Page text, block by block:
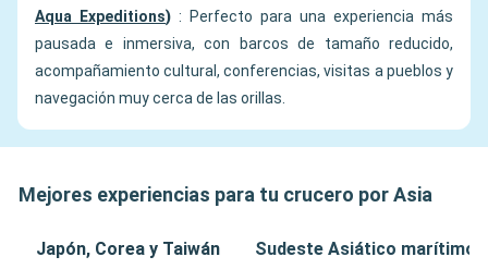
Aqua Expeditions) : Perfecto para una experiencia más
pausada e inmersiva, con barcos de tamaño reducido,
acompañamiento cultural, conferencias, visitas a pueblos y
navegación muy cerca de las orillas.
Mejores experiencias para tu crucero por Asia
Japón, Corea y Taiwán Sudeste Asiático marítimo